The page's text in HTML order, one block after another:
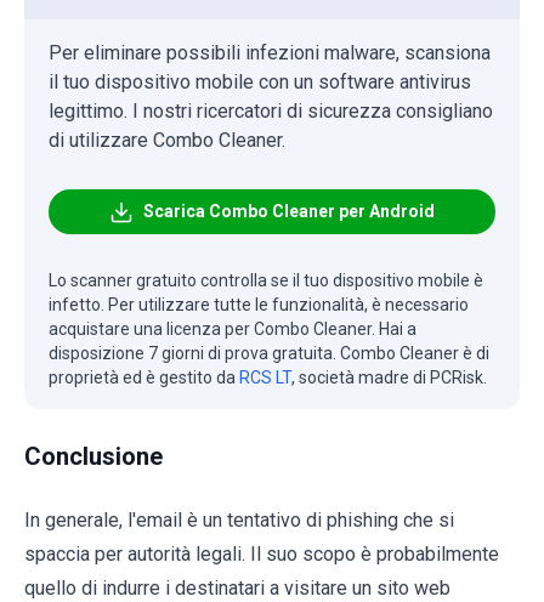
Per eliminare possibili infezioni malware, scansiona
il tuo dispositivo mobile con un software antivirus
legittimo. I nostri ricercatori di sicurezza consigliano
di utilizzare Combo Cleaner.
Scarica Combo Cleaner per Android
Lo scanner gratuito controlla se il tuo dispositivo mobile è
infetto. Per utilizzare tutte le funzionalità, è necessario
acquistare una licenza per Combo Cleaner. Hai a
disposizione 7 giorni di prova gratuita. Combo Cleaner è di
proprietà ed è gestito da RCS LT, società madre di PCRisk.
Conclusione
In generale, l'email è un tentativo di phishing che si
spaccia per autorità legali. Il suo scopo è probabilmente
quello di indurre i destinatari a visitare un sito web